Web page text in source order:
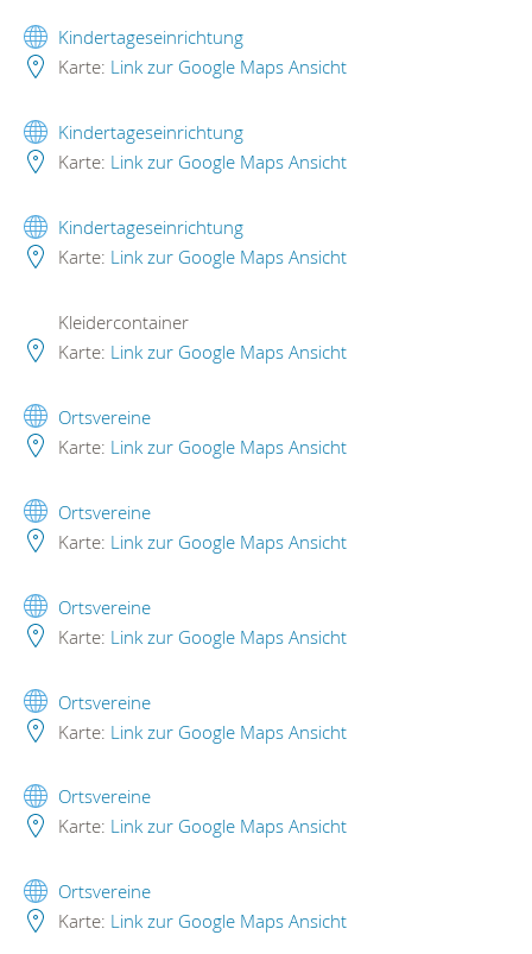
Kindertageseinrichtung
Karte: Link zur Google Maps Ansicht
Kindertageseinrichtung
Karte: Link zur Google Maps Ansicht
Kindertageseinrichtung
Karte: Link zur Google Maps Ansicht
Kleidercontainer
Karte: Link zur Google Maps Ansicht
Ortsvereine
Karte: Link zur Google Maps Ansicht
Ortsvereine
Karte: Link zur Google Maps Ansicht
Ortsvereine
Karte: Link zur Google Maps Ansicht
Ortsvereine
Karte: Link zur Google Maps Ansicht
Ortsvereine
Karte: Link zur Google Maps Ansicht
Ortsvereine
Karte: Link zur Google Maps Ansicht